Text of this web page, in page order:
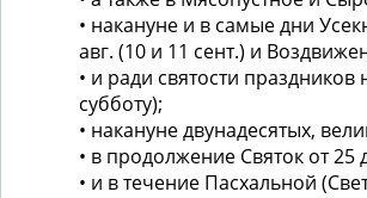
• накануне и в самые дни
авг. (10 и 11 сент.) и
• и ради святости
субботу);
• накануне двунадесятых,
• в продолжение Святок от 25
• и в течение Пасхальной